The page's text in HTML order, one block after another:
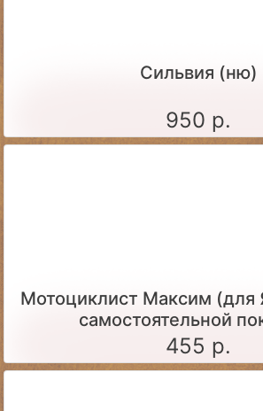
Сильвия (ню)
950 р.
Мотоциклист Максим (для
самостоятельной
455 р.